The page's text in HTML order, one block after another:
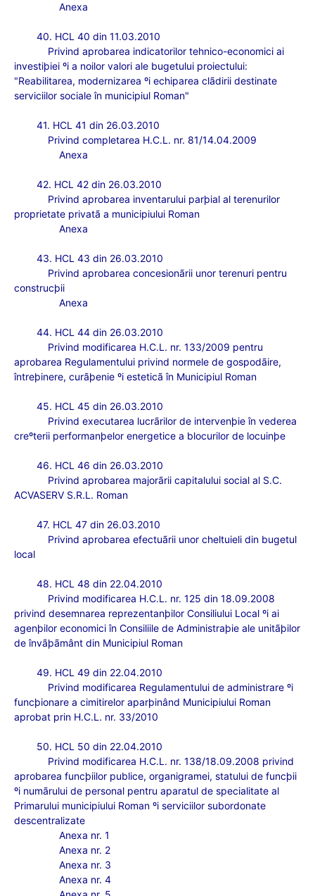
Anexa
40. HCL 40 din 11.03.2010
Privind aprobarea indicatorilor tehnico-economici ai
investiþiei ºi a noilor valori ale bugetului proiectului:
"Reabilitarea, modernizarea ºi echiparea clãdirii destinate
serviciilor sociale în municipiul Roman"
41. HCL 41 din 26.03.2010
Privind completarea H.C.L. nr. 81/14.04.2009
Anexa
42. HCL 42 din 26.03.2010
Privind aprobarea inventarului parþial al terenurilor
proprietate privatã a municipiului Roman
Anexa
43. HCL 43 din 26.03.2010
Privind aprobarea concesionãrii unor terenuri pentru
construcþii
Anexa
44. HCL 44 din 26.03.2010
Privind modificarea H.C.L. nr. 133/2009 pentru
aprobarea Regulamentului privind normele de gospodãire,
întreþinere, curãþenie ºi esteticã în Municipiul Roman
45. HCL 45 din 26.03.2010
Privind executarea lucrãrilor de intervenþie în vederea
creºterii performanþelor energetice a blocurilor de locuinþe
46. HCL 46 din 26.03.2010
Privind aprobarea majorãrii capitalului social al S.C.
ACVASERV S.R.L. Roman
47. HCL 47 din 26.03.2010
Privind aprobarea efectuãrii unor cheltuieli din bugetul
local
48. HCL 48 din 22.04.2010
Privind modificarea H.C.L. nr. 125 din 18.09.2008
privind desemnarea reprezentanþilor Consiliului Local ºi ai
agenþilor economici în Consiliile de Administraþie ale unitãþilor
de învãþãmânt din Municipiul Roman
49. HCL 49 din 22.04.2010
Privind modificarea Regulamentului de administrare ºi
funcþionare a cimitirelor aparþinând Municipiului Roman
aprobat prin H.C.L. nr. 33/2010
50. HCL 50 din 22.04.2010
Privind modificarea H.C.L. nr. 138/18.09.2008 privind
aprobarea funcþiilor publice, organigramei, statului de funcþii
ºi numãrului de personal pentru aparatul de specialitate al
Primarului municipiului Roman ºi serviciilor subordonate
descentralizate
Anexa nr. 1
Anexa nr. 2
Anexa nr. 3
Anexa nr. 4